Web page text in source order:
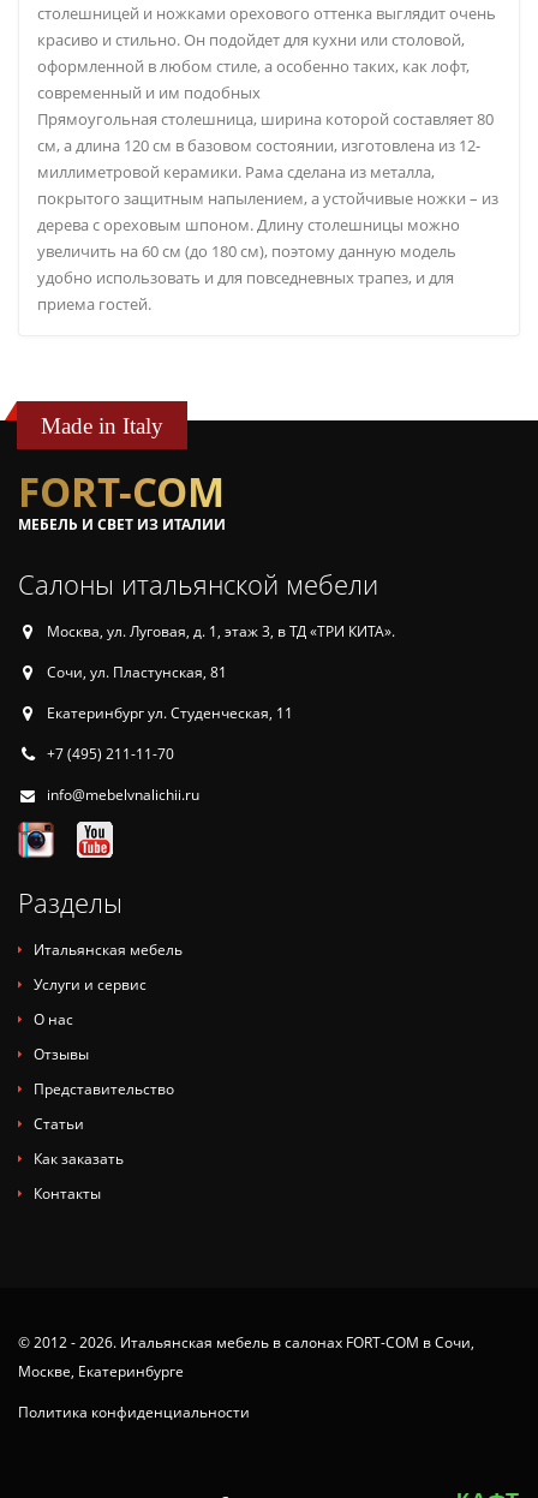
столешницей и ножками орехового оттенка выглядит очень
красиво и стильно. Он подойдет для кухни или столовой,
оформленной в любом стиле, а особенно таких, как лофт,
современный и им подобных
Прямоугольная столешница, ширина которой составляет 80
см, а длина 120 см в базовом состоянии, изготовлена из 12-
миллиметровой керамики. Рама сделана из металла,
покрытого защитным напылением, а устойчивые ножки – из
дерева с ореховым шпоном. Длину столешницы можно
увеличить на 60 см (до 180 см), поэтому данную модель
удобно использовать и для повседневных трапез, и для
приема гостей.
Made in Italy
FORT-COM
МЕБЕЛЬ И СВЕТ ИЗ ИТАЛИИ
Салоны итальянской мебели
Москва, ул. Луговая, д. 1, этаж 3, в ТД «ТРИ КИТА».
Сочи, ул. Пластунская, 81
Екатеринбург ул. Студенческая, 11
+7 (495) 211-11-70
info@mebelvnalichii.ru
Разделы
Итальянская мебель
Услуги и сервис
О нас
Отзывы
Представительство
Статьи
Как заказать
Контакты
© 2012 - 2026. Итальянская мебель в салонах FORT-COM в Сочи,
Москве, Екатеринбурге
Политика конфиденциальности